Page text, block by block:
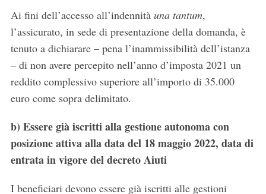
Ai fini dell’accesso all’indennità una tantum,
l’assicurato, in sede di presentazione della domanda, è
tenuto a dichiarare – pena l’inammissibilità dell’istanza
– di non avere percepito nell’anno d’imposta 2021 un
reddito complessivo superiore all’importo di 35.000
euro come sopra delimitato.
b) Essere già iscritti alla gestione autonoma con
posizione attiva alla data del 18 maggio 2022, data di
entrata in vigore del decreto Aiuti
I beneficiari devono essere già iscritti alle gestioni